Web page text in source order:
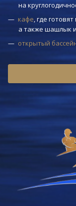
на
кафе, где
а также шашлык
открытый